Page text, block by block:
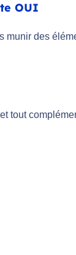
OUI
munir des
tout